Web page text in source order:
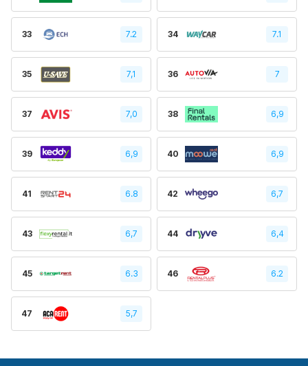
33 7.2 34 7.1
35 7,1 36 7
37 7,0 38 6,9
39 6,9 40 6,9
41 6.8 42 6,7
43 6,7 44 6,4
45 6.3 46 6.2
47 5,7